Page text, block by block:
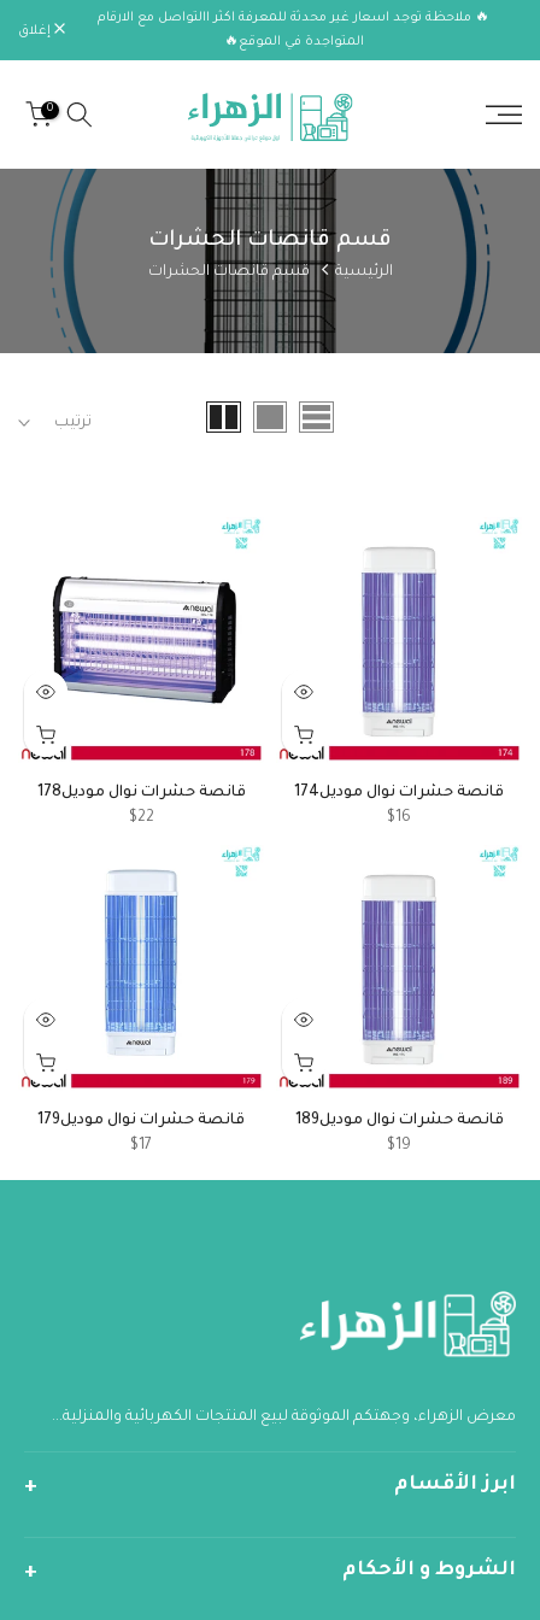
الانتقال🔥 ملاحظة توجد اسعار غير محدثة للمعرفة اكثر االتواصل مع الارقام
المتواجدة في الموقع🔥
إغلاق
0
قسم قانصات الحشرات
الرئيسية قسم قانصات الحشرات
ترتيب
قانصة حشرات نوال موديل174
$16
قانصة حشرات نوال موديل178
$22
قانصة حشرات نوال موديل189
$19
قانصة حشرات نوال موديل179
$17
معرض الزهراء، وجهتكم الموثوقة لبيع المنتجات الكهربائية والمنزلية...
ابرز الأقسام
الشروط و الأحكام